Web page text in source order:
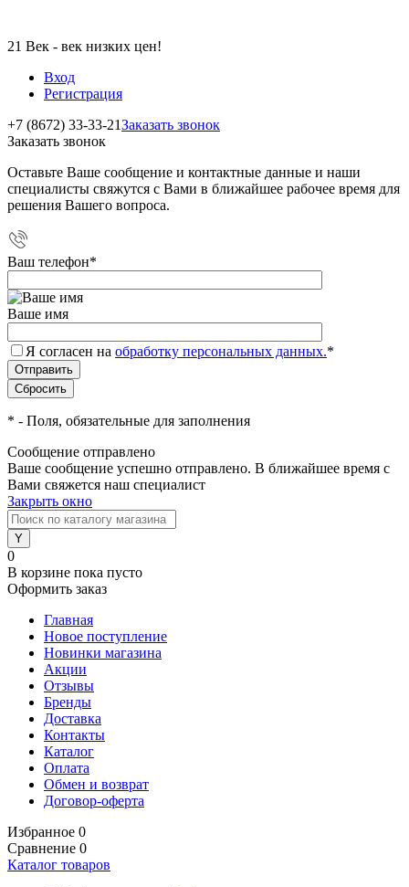
21 Век - век низких цен!
Вход
Регистрация
+7 (8672) 33-33-21Заказать звонок
Заказать звонок
Оставьте Ваше сообщение и контактные данные и наши
специалисты свяжутся с Вами в ближайшее рабочее время для
решения Вашего вопроса.
Ваш телефон*
Ваше имя
Я согласен на обработку персональных данных.*
* - Поля, обязательные для заполнения
Сообщение отправлено
Ваше сообщение успешно отправлено. В ближайшее время с
Вами свяжется наш специалист
Закрыть окно
0
В корзине пока пусто
Оформить заказ
Главная
Новое поступление
Новинки магазина
Акции
Отзывы
Бренды
Доставка
Контакты
Каталог
Оплата
Обмен и возврат
Договор-оферта
Избранное 0
Сравнение 0
Каталог товаров